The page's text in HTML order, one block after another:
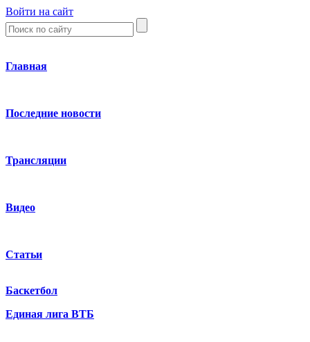
Войти на сайт
Главная
Последние новости
Трансляции
Видео
Статьи
Баскетбол
Единая лига ВТБ